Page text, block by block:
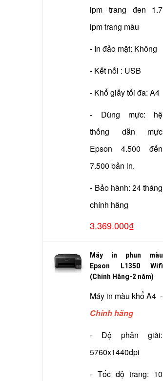
ipm trang đen 1.7
ipm trang màu
- In đảo mặt: Không
- Kết nối : USB
- Khổ giấy tối đa: A4
- Dùng mực: hệ
thống dẫn mực
Epson 4.500 đến
7.500 bản in.
- Bảo hành: 24 tháng
chính hãng
3.369.000₫
Máy in phun màu
Epson L1350 Wifi
(Chính Hãng-2 năm)
Máy in màu khổ A4 -
Chính hãng
- Độ phân giải:
5760x1440dpi
- Tốc độ trang: 10